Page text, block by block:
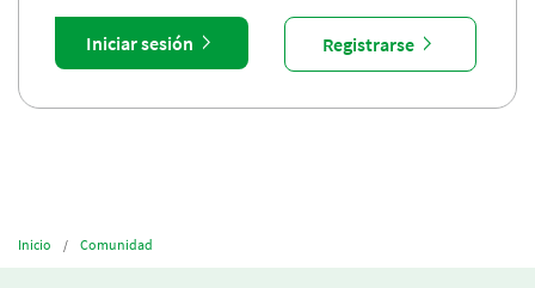
Iniciar sesión Registrarse
Inicio Comunidad